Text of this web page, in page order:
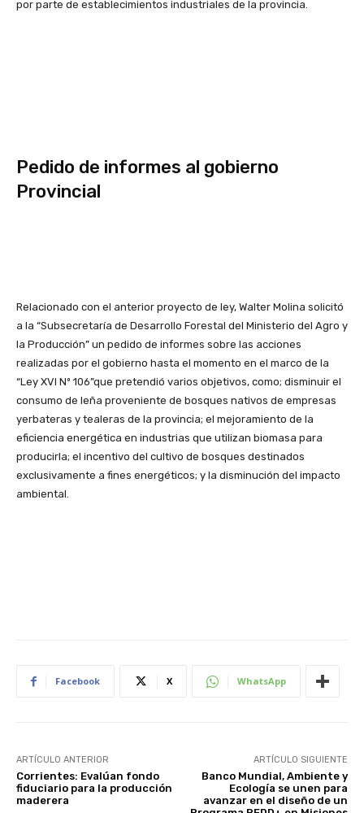
por parte de establecimientos industriales de la provincia.
Pedido de informes al gobierno
Provincial
Relacionado con el anterior proyecto de ley, Walter Molina solicitó
a la “Subsecretaría de Desarrollo Forestal del Ministerio del Agro y
la Producción” un pedido de informes sobre las acciones
realizadas por el gobierno hasta el momento en el marco de la
“Ley XVI Nº 106”que pretendió varios objetivos, como; disminuir el
consumo de leña proveniente de bosques nativos de empresas
yerbateras y tealeras de la provincia; el mejoramiento de la
eficiencia energética en industrias que utilizan biomasa para
producirla; el incentivo del cultivo de bosques destinados
exclusivamente a fines energéticos; y la disminución del impacto
ambiental.
Facebook X WhatsApp
ARTÍCULO ANTERIOR
Corrientes: Evalúan fondo
fiduciario para la producción
maderera
ARTÍCULO SIGUIENTE
Banco Mundial, Ambiente y
Ecología se unen para
avanzar en el diseño de un